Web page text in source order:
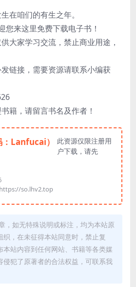
咱们的有生之年。
您来这里免费下载电子书！
大家学习交流，禁止商业用途，
链接，需要资源请联系小编获
籍，请留言书名及作者！
Lanfucai）
此资源仅限注册用
户下载，请先
so.lhv2.top
，如无特殊说明或标注，均为本站原
，在未征得本站同意时，禁止复
本站内容到任何网站、书籍等各类媒
侵犯了原著者的合法权益，可联系我